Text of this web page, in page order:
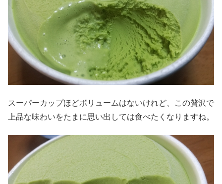
スーパーカップほどボリュームはないけれど、この贅沢で
上品な味わいをたまに思い出しては食べたくなりますね。